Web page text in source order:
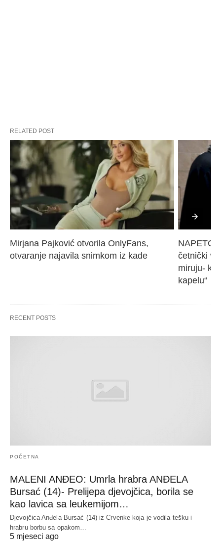
RELATED POST
Mirjana Pajković otvorila OnlyFans,
otvaranje najavila snimkom iz kade
NAPETO
četnički
miruju-
kapelu“
RECENT POSTS
POČETNA
MALENI ANĐEO: Umrla hrabra ANĐELA
Bursać (14)- Prelijepa djevojčica, borila se
kao lavica sa leukemijom…
Djevojčica Anđela Bursać (14) iz Crvenke koja je vodila tešku i
hrabru borbu sa opakom…
5 mjeseci ago